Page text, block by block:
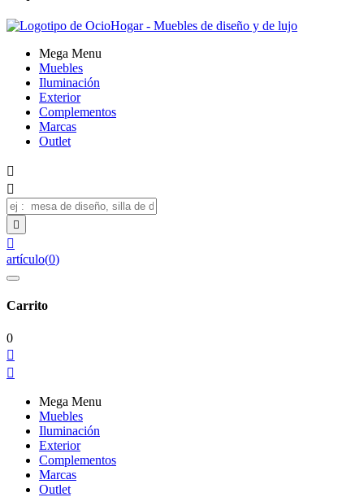
Mega Menu
Muebles
Iluminación
Exterior
Complementos
Marcas
Outlet




artículo(0)
Carrito
0


Mega Menu
Muebles
Iluminación
Exterior
Complementos
Marcas
Outlet